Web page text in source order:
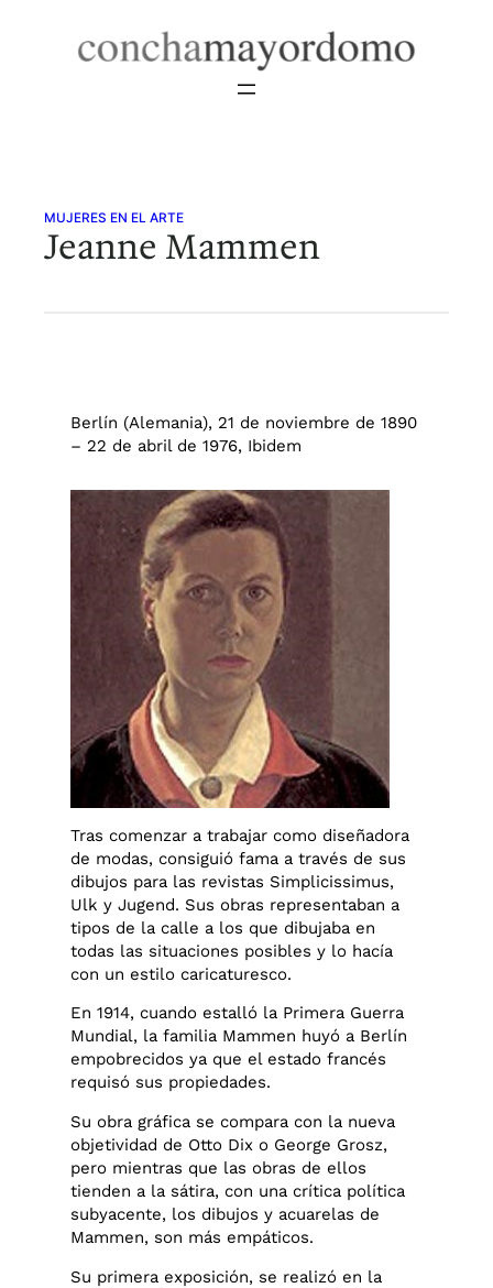
MUJERES EN EL ARTE
Jeanne Mammen
Berlín (Alemania), 21 de noviembre de 1890
– 22 de abril de 1976, Ibidem
Tras comenzar a trabajar como diseñadora
de modas, consiguió fama a través de sus
dibujos para las revistas Simplicissimus,
Ulk y Jugend. Sus obras representaban a
tipos de la calle a los que dibujaba en
todas las situaciones posibles y lo hacía
con un estilo caricaturesco.
En 1914, cuando estalló la Primera Guerra
Mundial, la familia Mammen huyó a Berlín
empobrecidos ya que el estado francés
requisó sus propiedades.
Su obra gráfica se compara con la nueva
objetividad de Otto Dix o George Grosz,
pero mientras que las obras de ellos
tienden a la sátira, con una crítica política
subyacente, los dibujos y acuarelas de
Mammen, son más empáticos.
Su primera exposición, se realizó en la